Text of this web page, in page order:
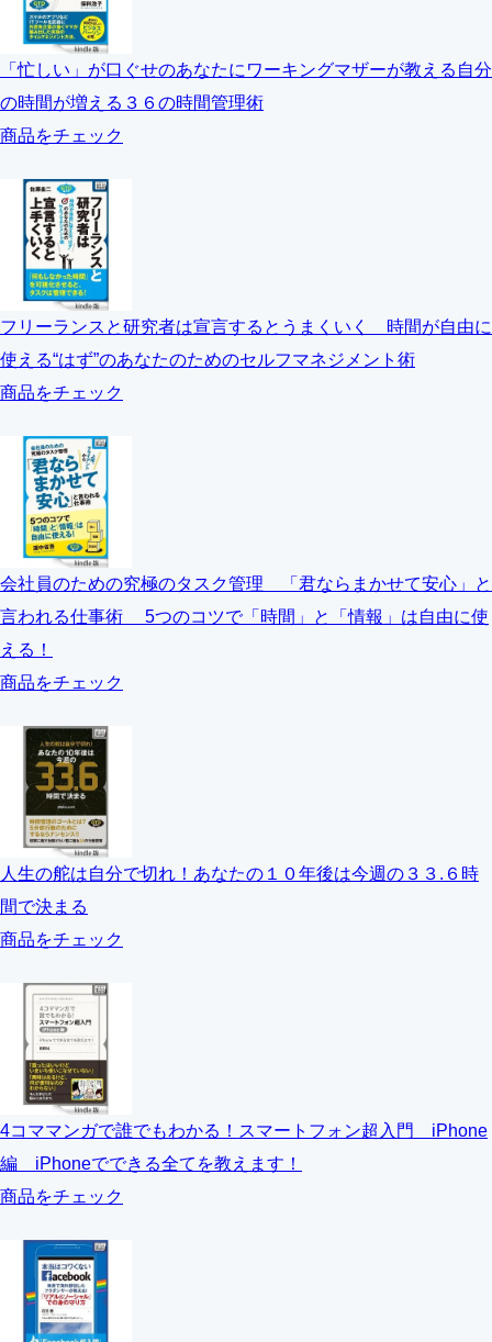
「忙しい」が口ぐせのあなたにワーキングマザーが教える自分
の時間が増える３６の時間管理術
商品をチェック
フリーランスと研究者は宣言するとうまくいく 時間が自由に
使える“はず”のあなたのためのセルフマネジメント術
商品をチェック
会社員のための究極のタスク管理 「君ならまかせて安心」と
言われる仕事術 5つのコツで「時間」と「情報」は自由に使
える！
商品をチェック
人生の舵は自分で切れ！あなたの１０年後は今週の３３.６時
間で決まる
商品をチェック
4コママンガで誰でもわかる！スマートフォン超入門 iPhone
編 iPhoneでできる全てを教えます！
商品をチェック